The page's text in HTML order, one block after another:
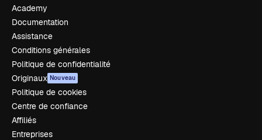
Academy
Documentation
Assistance
Conditions générales
Politique de confidentialité
Originaux Nouveau
Politique de cookies
Centre de confiance
Affiliés
Entreprises